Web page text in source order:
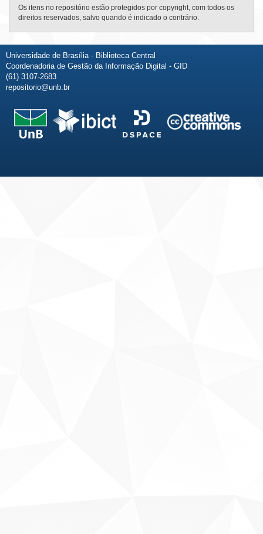
Os itens no repositório estão protegidos por copyright, com todos os
direitos reservados, salvo quando é indicado o contrário.
Universidade de Brasília - Biblioteca Central
Coordenadoria de Gestão da Informação Digital - GID
(61) 3107-2683
repositorio@unb.br